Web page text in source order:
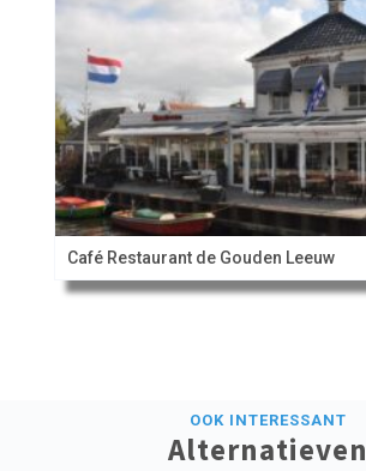
Café Restaurant de Gouden Leeuw
OOK INTERESSANT
Alternatieven